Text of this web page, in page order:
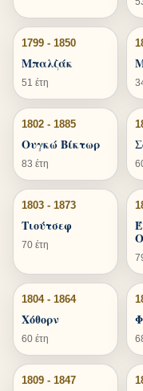
1799 - 1850
Μπαλζάκ
51 έτη
1802 - 1885
Ουγκώ Βίκτωρ
83 έτη
1803 - 1873
Τιούτσεφ
70 έτη
1804 - 1864
Χόθορν
60 έτη
1809 - 1847